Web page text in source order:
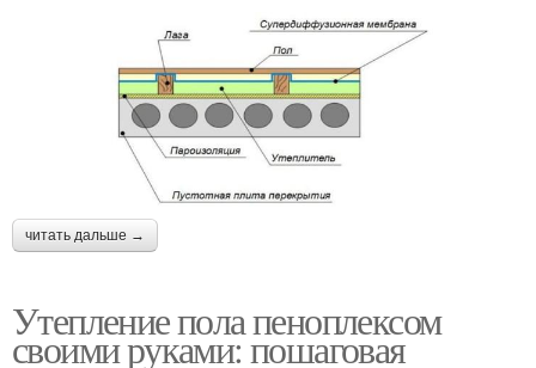
читать дальше →
Утепление пола пеноплексом
своими руками: пошаговая